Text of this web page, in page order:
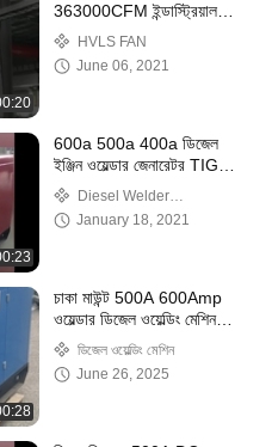
363000CFM ইন্ডাস্ট্রিয়াল
সিলিং ফ্যান 16ft 20ft HVLS
HVLS FAN
June 06, 2021
600a 500a 400a ডিজেল
ইঞ্জিন ওয়েল্ডার জেনারেটর TIG
MMA DC ওয়েল্ডিং মেশিন
Diesel Welder
Generator
January 18, 2021
চাকা মাউন্ট 500A 600Amp
ওয়েল্ডার ডিজেল ওয়েল্ডিং মেশিন
জেনারেটরডিজেল ওয়েল্ডিং মেশিন
June 26, 2025